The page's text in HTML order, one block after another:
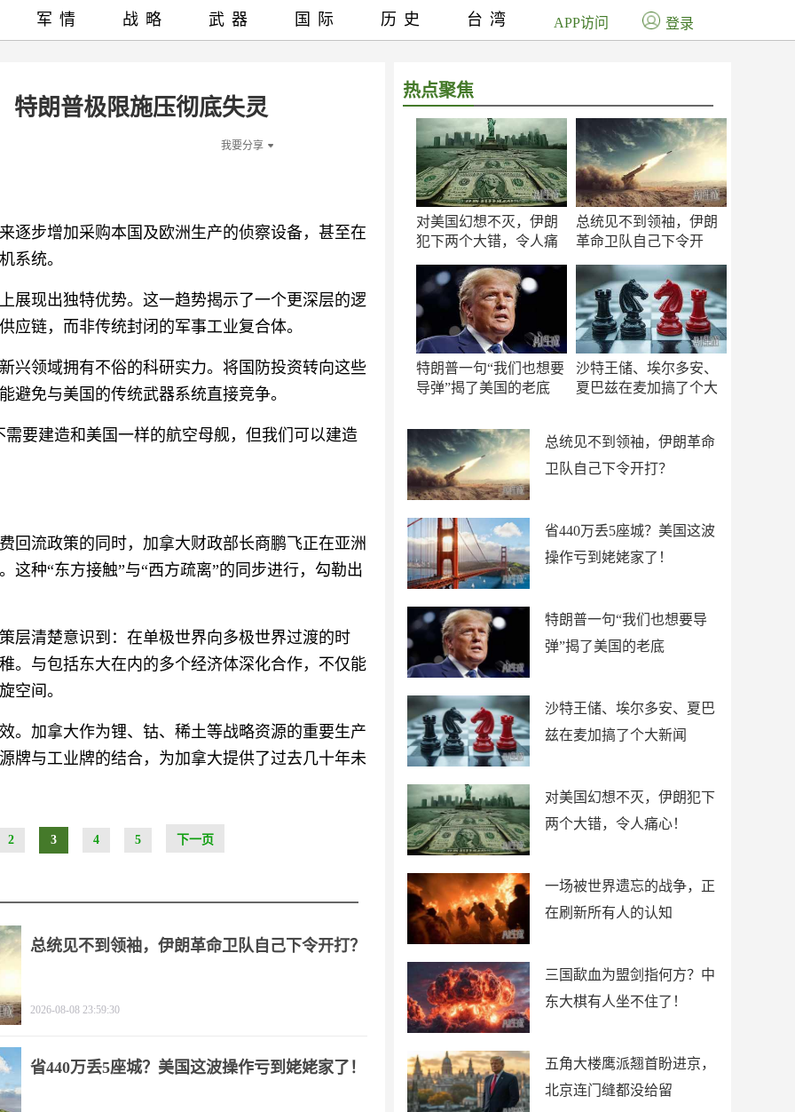
特朗普极限施压彻底失灵
我要分享
逐步增加采购本国及欧洲生产的侦察设备，甚至在
系统。
展现出独特优势。这一趋势揭示了一个更深层的逻
应链，而非传统封闭的军事工业复合体。
兴领域拥有不俗的科研实力。将国防投资转向这些
避免与美国的传统武器系统直接竞争。
要建造和美国一样的航空母舰，但我们可以建造
回流政策的同时，加拿大财政部长商鹏飞正在亚洲
这种“东方接触”与“西方疏离”的同步进行，勾勒出
层清楚意识到：在单极世界向多极世界过渡的时
。与包括东大在内的多个经济体深化合作，不仅能
空间。
。加拿大作为锂、钴、稀土等战略资源的重要生产
牌与工业牌的结合，为加拿大提供了过去几十年未
2 3 4 5 下一页
热点聚焦
对美国幻想不灭，伊朗
犯下两个大错，令人痛
总统见不到领袖，伊朗
革命卫队自己下令开
特朗普一句“我们也想要
导弹”揭了美国的老底
沙特王储、埃尔多安、
夏巴兹在麦加搞了个大
总统见不到领袖，伊朗革命
卫队自己下令开打？
省440万丢5座城？美国这波
操作亏到姥姥家了！
特朗普一句“我们也想要导
弹”揭了美国的老底
沙特王储、埃尔多安、夏巴
兹在麦加搞了个大新闻
对美国幻想不灭，伊朗犯下
两个大错，令人痛心！
一场被世界遗忘的战争，正
在刷新所有人的认知
三国歃血为盟剑指何方？中
东大棋有人坐不住了！
五角大楼鹰派翘首盼进京，
北京连门缝都没给留
军情 战略 武器 国际 历史 台湾 APP访问 登录
总统见不到领袖，伊朗革命卫队自己下令开打？
2026-08-08 23:59:30
省440万丢5座城？美国这波操作亏到姥姥家了！